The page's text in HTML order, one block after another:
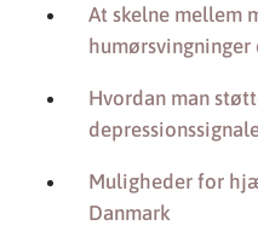
At skelne mellem
humørsvingninger
Hvordan man
Muligheder for
Danmark